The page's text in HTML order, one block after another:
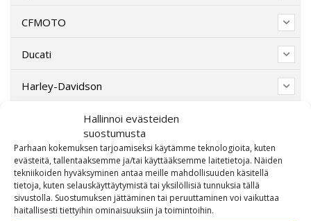
Hallinnoi evästeiden
suostumusta
Parhaan kokemuksen tarjoamiseksi käytämme teknologioita, kuten
evästeitä, tallentaaksemme ja/tai käyttääksemme laitetietoja. Näiden
tekniikoiden hyväksyminen antaa meille mahdollisuuden käsitellä
tietoja, kuten selauskäyttäytymistä tai yksilöllisiä tunnuksia tällä
sivustolla. Suostumuksen jättäminen tai peruuttaminen voi vaikuttaa
haitallisesti tiettyihin ominaisuuksiin ja toimintoihin.
CFMOTO
Ducati
Harley-Davidson
Indian Motorcycle
Lahjakortti
Lisävarusteet
Poistotori